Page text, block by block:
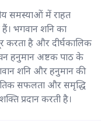
समस्याओं में राहत
भगवान शनि का
करता है और दीर्घकालिक
हनुमान अष्टक पाठ के
शनि और हनुमान की
सफलता और समृद्धि
प्रदान करती है।